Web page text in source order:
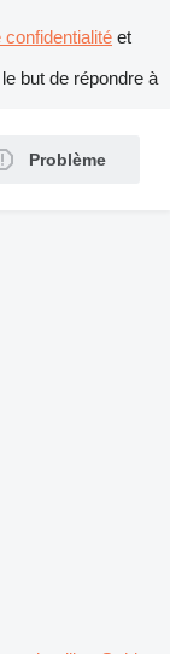
confidentialité et
but de répondre à
Problème